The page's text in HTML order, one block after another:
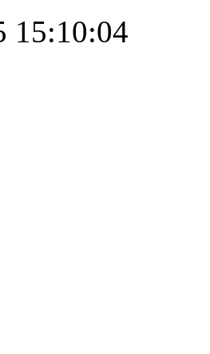
15:10:04